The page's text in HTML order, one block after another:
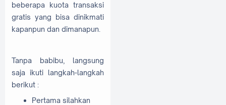
beberapa kuota transaksi
gratis yang bisa dinikmati
kapanpun dan dimanapun.
Tanpa babibu, langsung
saja ikuti langkah-langkah
berikut :
Pertama silahkan